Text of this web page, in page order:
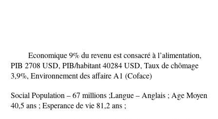
Economique 9% du revenu est consacré à l’alimentation,
PIB 2708 USD, PIB/habitant 40284 USD, Taux de chômage
3,9%, Environnement des affaire A1 (Coface)
Social Population – 67 millions ;Langue – Anglais ; Age Moyen
40,5 ans ; Esperance de vie 81,2 ans ;